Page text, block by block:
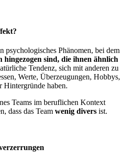
Phänomen, bei dem
hingezogen sind, die ihnen ähnlich
Tendenz, sich mit anderen zu
Werte, Überzeugungen, Hobbys,
Hintergründe haben.
Teams im beruflichen Kontext
dass das Team wenig divers ist.